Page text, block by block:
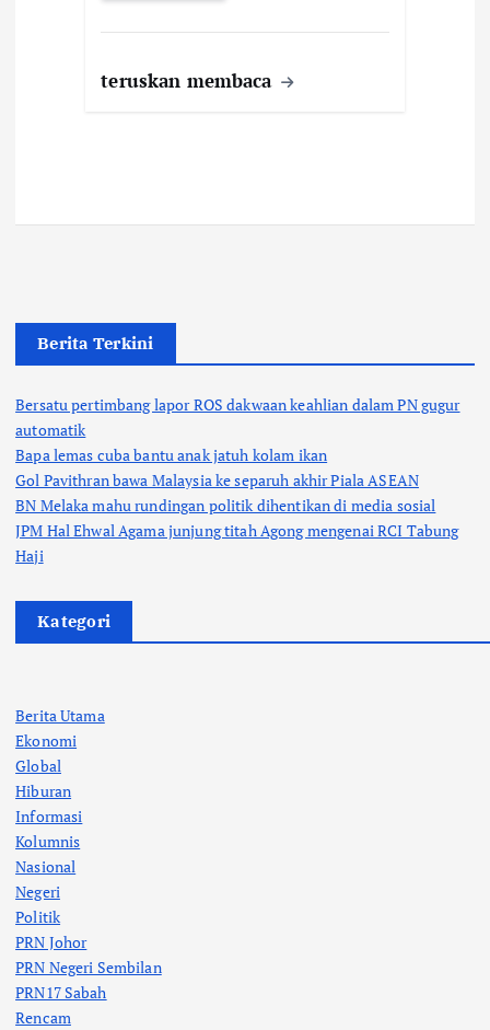
teruskan membaca
Berita Terkini
Bersatu pertimbang lapor ROS dakwaan keahlian dalam PN gugur
automatik
Bapa lemas cuba bantu anak jatuh kolam ikan
Gol Pavithran bawa Malaysia ke separuh akhir Piala ASEAN
BN Melaka mahu rundingan politik dihentikan di media sosial
JPM Hal Ehwal Agama junjung titah Agong mengenai RCI Tabung
Haji
Kategori
Berita Utama
Ekonomi
Global
Hiburan
Informasi
Kolumnis
Nasional
Negeri
Politik
PRN Johor
PRN Negeri Sembilan
PRN17 Sabah
Rencam